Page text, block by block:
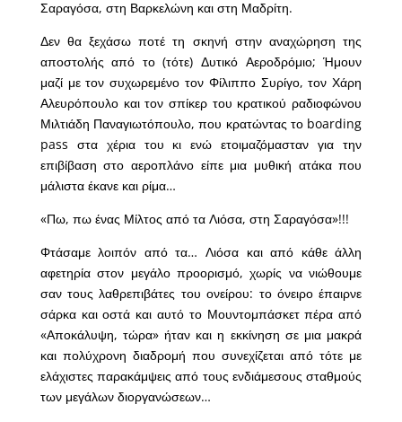
Σαραγόσα, στη Βαρκελώνη και στη Μαδρίτη.
Δεν θα ξεχάσω ποτέ τη σκηνή στην αναχώρηση της
αποστολής από το (τότε) Δυτικό Αεροδρόμιο; Ήμουν
μαζί με τον συχωρεμένο τον Φίλιππο Συρίγο, τον Χάρη
Αλευρόπουλο και τον σπίκερ του κρατικού ραδιοφώνου
Μιλτιάδη Παναγιωτόπουλο, που κρατώντας το boarding
pass στα χέρια του κι ενώ ετοιμαζόμασταν για την
επιβίβαση στο αεροπλάνο είπε μια μυθική ατάκα που
μάλιστα έκανε και ρίμα…
«Πω, πω ένας Μίλτος από τα Λιόσα, στη Σαραγόσα»!!!
Φτάσαμε λοιπόν από τα… Λιόσα και από κάθε άλλη
αφετηρία στον μεγάλο προορισμό, χωρίς να νιώθουμε
σαν τους λαθρεπιβάτες του ονείρου: το όνειρο έπαιρνε
σάρκα και οστά και αυτό το Μουντομπάσκετ πέρα από
«Αποκάλυψη, τώρα» ήταν και η εκκίνηση σε μια μακρά
και πολύχρονη διαδρομή που συνεχίζεται από τότε με
ελάχιστες παρακάμψεις από τους ενδιάμεσους σταθμούς
των μεγάλων διοργανώσεων…